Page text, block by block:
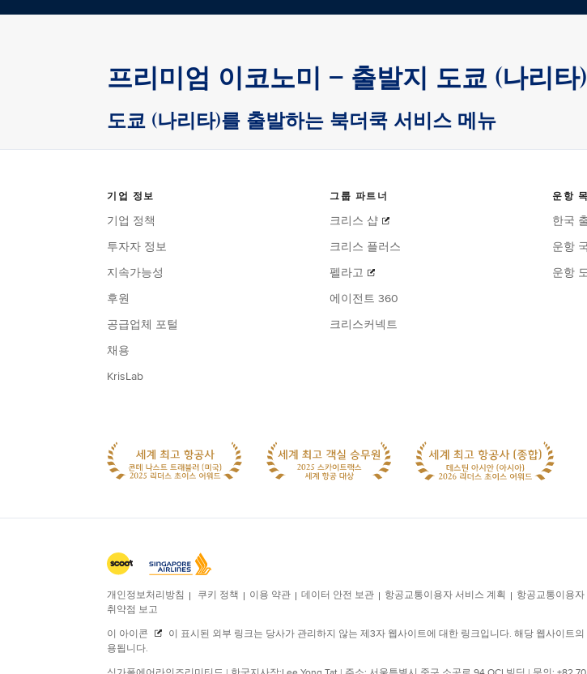
프리미엄 이코노미 – 출발지 도쿄 (나리타)
도쿄 (나리타)를 출발하는 북더쿡 서비스 메뉴